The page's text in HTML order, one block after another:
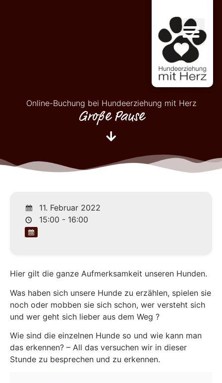
Online-Buchung bei Hundeerziehung mit Herz
Große Pause
11. Februar 2022
15:00 - 16:00
Hier gilt die ganze Aufmerksamkeit unseren Hunden.
Was haben sich unsere Hunde zu erzählen, spielen sie
noch oder mobben sie sich schon, wer versteht sich
und wer geht sich lieber aus dem Weg ?
Wie sind die einzelnen Hunde so und wie kann man
das erkennen? – All das versuchen wir in dieser
Stunde zu besprechen und zu erkennen.